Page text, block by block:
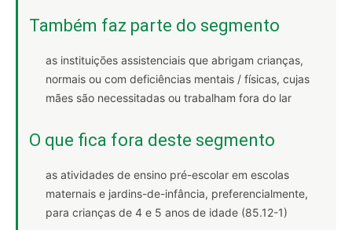
Também faz parte do segmento
as instituições assistenciais que abrigam crianças,
normais ou com deficiências mentais / físicas, cujas
mães são necessitadas ou trabalham fora do lar
O que fica fora deste segmento
as atividades de ensino pré-escolar em escolas
maternais e jardins-de-infância, preferencialmente,
para crianças de 4 e 5 anos de idade (85.12-1)